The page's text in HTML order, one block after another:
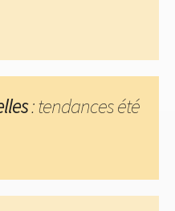
: tendances été